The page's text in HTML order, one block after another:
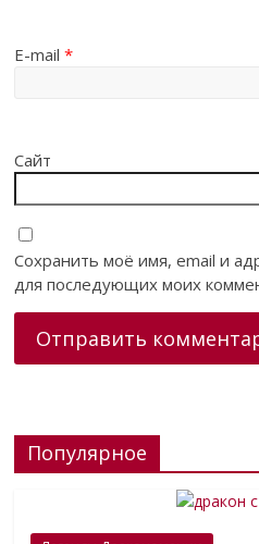
E-mail*
Сайт
Сохранить моё имя, email и
для последующих моих
Популярное